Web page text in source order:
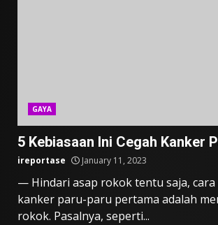
GAYA
5 Kebiasaan Ini Cegah Kanker
ireportase January 11, 2023
— Hindari asap rokok tentu saja, cara
kanker paru-paru pertama adalah
rokok. Pasalnya, seperti...